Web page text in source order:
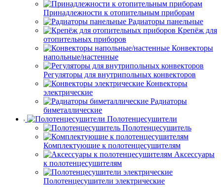
Принадлежности к отопительным приборам
Радиаторы панельные
Крепёж для
отопительных приборов
Конвекторы
напольные/настенные
Регуляторы для внутрипольных конвекторов
Конвекторы
электрические
Радиаторы
биметаллические
Полотенцесушители
Полотенцесушитель
Комплектующие к полотенцесушителям
Аксессуары
к полотенцесушителям
Полотенцесушители электрические